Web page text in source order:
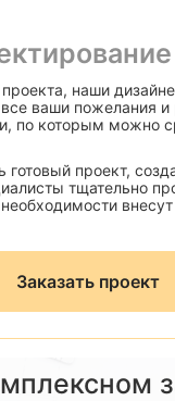
наши
ваши пожелания и
по которым можно
готовый проект,
тщательно
Заказать проект